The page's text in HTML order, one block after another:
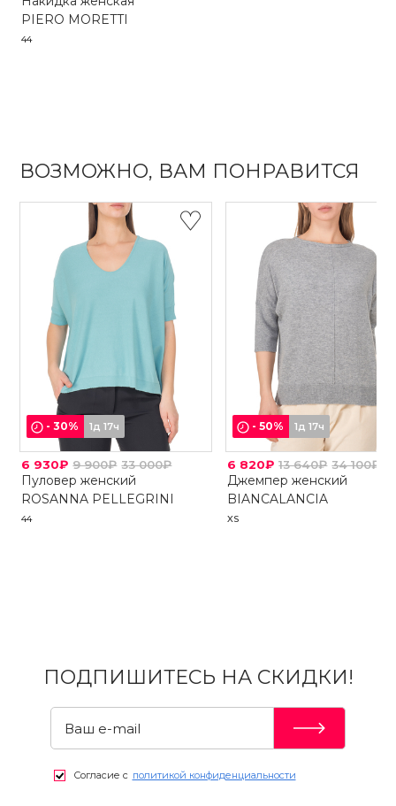
PIERO MORETTI
44
ВОЗМОЖНО, ВАМ ПОНРАВИТСЯ
-30% 1д 17ч
6 930₽ 9 900₽ 33 000₽
Пуловер женский
ROSANNA PELLEGRINI
44
-50% 1д 17ч
6 820₽ 13 640₽ 34 100₽
Джемпер женский
BIANCALANCIA
XS
ПОДПИШИТЕСЬ НА СКИДКИ!
Согласие с политикой конфиденциальности